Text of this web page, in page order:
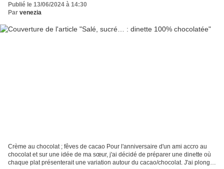
Publié le 13/06/2024 à 14:30
Par venezia
Crème au chocolat ; fêves de cacao Pour l'anniversaire d'un ami accro au
chocolat et sur une idée de ma sœur, j'ai décidé de préparer une dinette où
chaque plat présenterait une variation autour du cacao/chocolat. J'ai plongé